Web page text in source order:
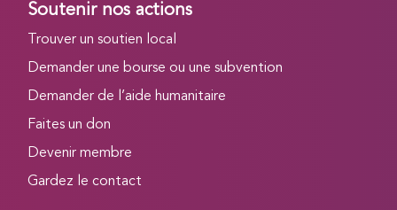
Soutenir nos actions
Trouver un soutien local
Demander une bourse ou une subvention
Demander de l’aide humanitaire
Faites un don
Devenir membre
Gardez le contact